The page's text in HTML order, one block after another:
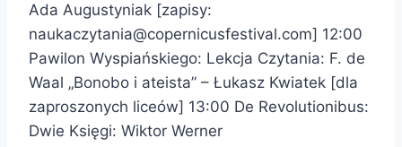
Ada Augustyniak [zapisy:
naukaczytania@copernicusfestival.com] 12:00
Pawilon Wyspiańskiego: Lekcja Czytania: F. de
Waal „Bonobo i ateista” – Łukasz Kwiatek [dla
zaproszonych liceów] 13:00 De Revolutionibus:
Dwie Księgi: Wiktor Werner